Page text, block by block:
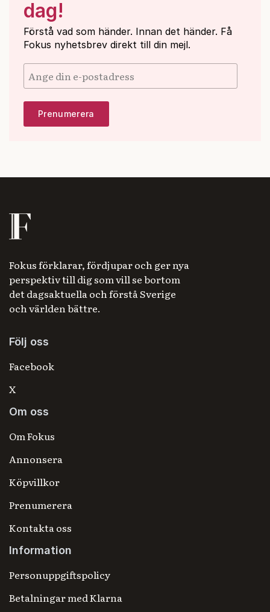
dag!
Förstå vad som händer. Innan det händer. Få
Fokus nyhetsbrev direkt till din mejl.
Fokus förklarar, fördjupar och ger nya
perspektiv till dig som vill se bortom
det dagsaktuella och förstå Sverige
och världen bättre.
Följ oss
Facebook
X
Om oss
Om Fokus
Annonsera
Köpvillkor
Prenumerera
Kontakta oss
Information
Personuppgiftspolicy
Betalningar med Klarna